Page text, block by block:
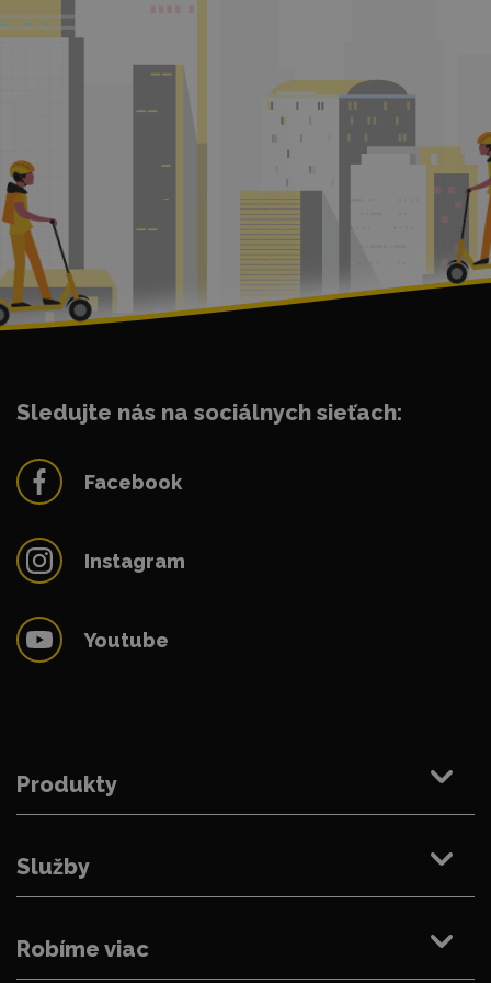
Sledujte nás na sociálnych sieťach:
Facebook
Instagram
Youtube
Produkty
Služby
Robíme viac